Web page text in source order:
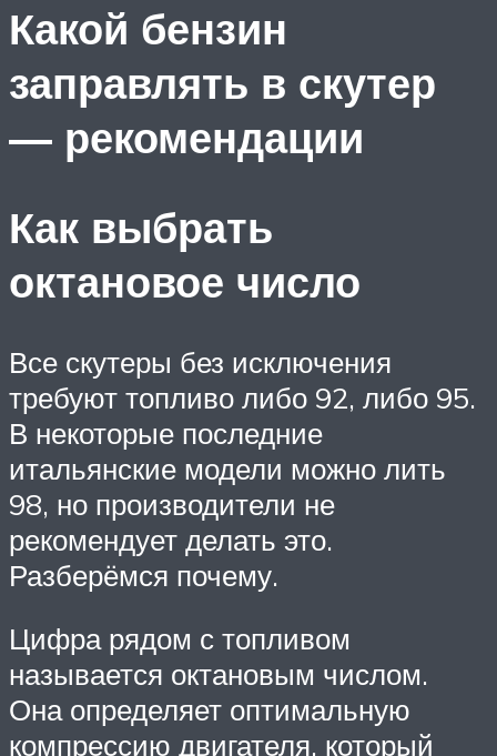
Какой бензин
заправлять в скутер
— рекомендации
Как выбрать
октановое число
Все скутеры без исключения
требуют топливо либо 92, либо 95.
В некоторые последние
итальянские модели можно лить
98, но производители не
рекомендует делать это.
Разберёмся почему.
Цифра рядом с топливом
называется октановым числом.
Она определяет оптимальную
компрессию двигателя, который